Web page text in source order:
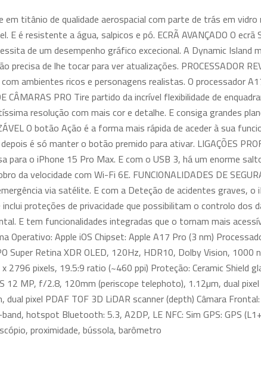
titânio de qualidade aerospacial com parte de trás em
é resistente a água, salpicos e pó. ECRÃ AVANÇADO O ecrã
de um desempenho gráfico excecional. A Dynamic Island
de lhe tocar para ver atualizações. PROCESSADOR
ambientes ricos e personagens realistas. O processador
PRO Tire partido da incrível flexibilidade de
resolução com mais cor e detalhe. E consiga grandes
O botão Ação é a forma mais rápida de aceder à sua
é só manter o botão premido para ativar. LIGAÇÕES
o iPhone 15 Pro Max. E com o USB 3, há um enorme
velocidade com Wi-Fi 6E. FUNCIONALIDADES DE
via satélite. E com a Deteção de acidentes graves,
proteções de privacidade que possibilitam o controlo dos
E tem funcionalidades integradas que o tornam mais
Operativo: Apple iOS Chipset: Apple A17 Pro (3 nm)
Super Retina XDR OLED, 120Hz, HDR10, Dolby Vision,
pixels, 19.5:9 ratio (~460 ppi) Proteção: Ceramic Shield
MP, f/2.8, 120mm (periscope telephoto), 1.12µm, dual
pixel PDAF TOF 3D LiDAR scanner (depth) Câmara
hotspot Bluetooth: 5.3, A2DP, LE NFC: Sim GPS: GPS
proximidade, bússola, barômetro